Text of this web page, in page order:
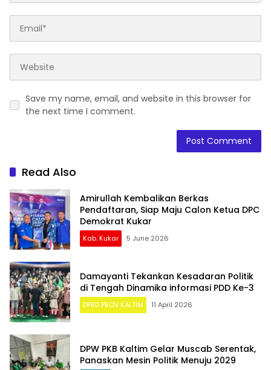
Save my name, email, and website in this browser for
the next time I comment.
Read Also
Amirullah Kembalikan Berkas
Pendaftaran, Siap Maju Calon Ketua DPC
Demokrat Kukar
Kab. Kukar 5 June 2026
Damayanti Tekankan Kesadaran Politik
di Tengah Dinamika informasi PDD Ke-3
DPRD PROV KALTIM 11 April 2026
DPW PKB Kaltim Gelar Muscab Serentak,
Panaskan Mesin Politik Menuju 2029